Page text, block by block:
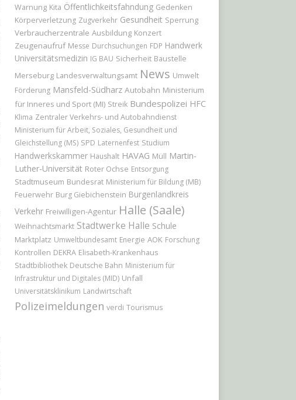
Warnung Kita Öffentlichkeitsfahndung Gedenken
Körperverletzung Zugverkehr Gesundheit Sperrung
Verbraucherzentrale Ausbildung Konzert
Zeugenaufruf Messe Durchsuchungen FDP Handwerk
Universitätsmedizin IG BAU Sicherheit Baustelle
Merseburg Landesverwaltungsamt News Umwelt
Förderung Mansfeld-Südharz Autobahn Ministerium
für Inneres und Sport (MI) Streik Bundespolizei HFC
Klima Zentraler Verkehrs- und Autobahndienst
Ministerium für Arbeit, Soziales, Gesundheit und
Gleichstellung (MS) SPD Laternenfest Studium
Handwerkskammer Haushalt HAVAG Müll Martin-
Luther-Universität Roter Ochse Entsorgung
Stadtmuseum Bundesrat Ministerium für Bildung (MB)
Feuerwehr Burg Giebichenstein Burgenlandkreis
Verkehr Freiwilligen-Agentur Halle (Saale)
Weihnachtsmarkt Stadtwerke Halle Schule
Marktplatz Umweltbundesamt Energie AOK Forschung
Kontrollen DEKRA Elisabeth-Krankenhaus
Stadtbibliothek Deutsche Bahn Ministerium für
Infrastruktur und Digitales (MID) Unfall
Universitätsklinikum Landwirtschaft
Polizeimeldungen verdi Tourismus